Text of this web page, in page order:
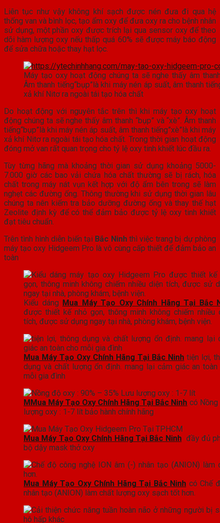
Liên tục như vậy không khí sạch được nén đưa đi qua hệ
thống van và bình lọc, tạo ẩm oxy để đưa oxy ra cho bệnh nhân
sử dụng, một phần oxy được trích lại qua sensor oxy để theo
dõi hàm lượng oxy nếu thấp quá 60% sẽ được máy báo động
để sửa chữa hoặc thay hạt lọc.
Máy tạo oxy hoạt động chúng ta sẽ nghe thấy âm thanh
Âm thanh tiếng“bụp”là khi máy nén áp suất, âm thanh
xả khí Nitơ ra ngoài tái tạo hóa chất
Do hoạt động với nguyên tắc trên thì khi máy tạo oxy hoạt
động chúng ta sẽ nghe thấy âm thanh “bụp” và “xè”. Âm thanh
tiếng“bụp”là khi máy nén áp suất, âm thanh tiếng”xè”là khi máy
xả khí Nitơ ra ngoài tái tạo hóa chất. Trong thời gian hoạt động
đóng mở van rất quan trọng cho tỷ lệ oxy tinh khiết lúc đầu ra.
Tùy từng hãng mà khoảng thời gian sử dụng khoảng 5000-
7.000 giờ các bao vải chứa hóa chất thường sẽ bị rách, hóa
chất trong máy nát vụn kết hợp với độ ẩm bên trong sẽ làm
nghẹt các đường ống. Thông thường khi sử dụng thời gian lâu
chúng ta nên kiểm tra bảo dưỡng đường ống và thay thế hạt
Zeolite định kỳ để có thể đảm bảo được tỷ lệ oxy tinh khiết
đạt tiêu chuẩn.
Trên tình hình diễn biến tại Bắc Ninhthì việc trang bị dự phòng
máy tạo oxy Hidgeem Pro là vô cùng cấp thiết để đảm bảo an
toàn
Kiểu dáng Mua Máy Tạo Oxy Chính Hãng Tại Bắc
được thiết kế nhỏ gọn, thông minh không chiếm nhiều
tích, được sử dụng ngay tại nhà, phòng khám, bệnh viện.
Mua Máy Tạo Oxy Chính Hãng Tại Bắc Ninh tiện lợi,
dụng và chất lượng ổn định. mang lại cảm giác an toàn
mỗi gia đình
M Mua Máy Tạo Oxy Chính Hãng Tại Bắc Ninh có Nồng
lượng oxy : 1-7 lít bảo hành chính hãng
Mua Máy Tạo Oxy Chính Hãng Tại Bắc Ninh đầy đủ
bộ dậy mask thở oxy
Mua Máy Tạo Oxy Chính Hãng Tại Bắc Ninh có Chế
nhân tạo (ANION) làm chất lượng oxy sạch tốt hơn.